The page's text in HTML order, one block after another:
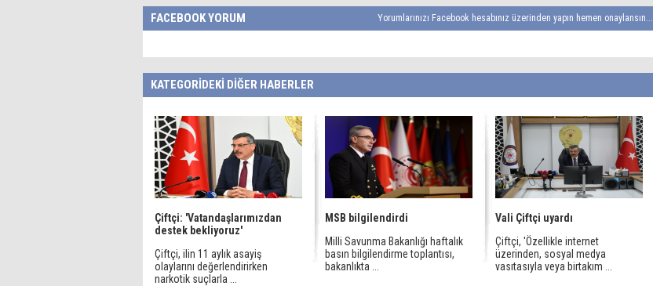
FACEBOOK YORUM Yorumlarınızı Facebook hesabınız üzerinden yapın hemen onaylansın...
KATEGORİDEKİ DİĞER HABERLER
Çiftçi: 'Vatandaşlarımızdan
destek bekliyoruz'
Çiftçi, ilin 11 aylık asayiş
olaylarını değerlendirirken
narkotik suçlarla ...
MSB bilgilendirdi
Milli Savunma Bakanlığı haftalık
basın bilgilendirme toplantısı,
bakanlıkta ...
Vali Çiftçi uyardı
Çiftçi, 'Özellikle internet
üzerinden, sosyal medya
vasıtasıyla veya birtakım ...